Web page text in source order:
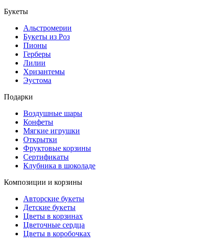
Букеты
Альстромерии
Букеты из Роз
Пионы
Герберы
Лилии
Хризантемы
Эустома
Подарки
Воздушные шары
Конфеты
Мягкие игрушки
Открытки
Фруктовые корзины
Сертификаты
Клубника в шоколаде
Композиции и корзины
Авторские букеты
Детские букеты
Цветы в корзинах
Цветочные сердца
Цветы в коробочках